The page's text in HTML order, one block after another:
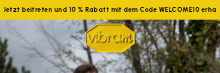
beitreten und 10 % Rabatt mit dem Code WELCOME10